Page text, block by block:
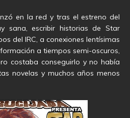
en la red y tras el estreno del
sana, escribir historias de Star
del IRC, a conexiones lentísimas
a tiempos semi-oscuros,
costaba conseguirlo y no había
novelas y muchos años menos